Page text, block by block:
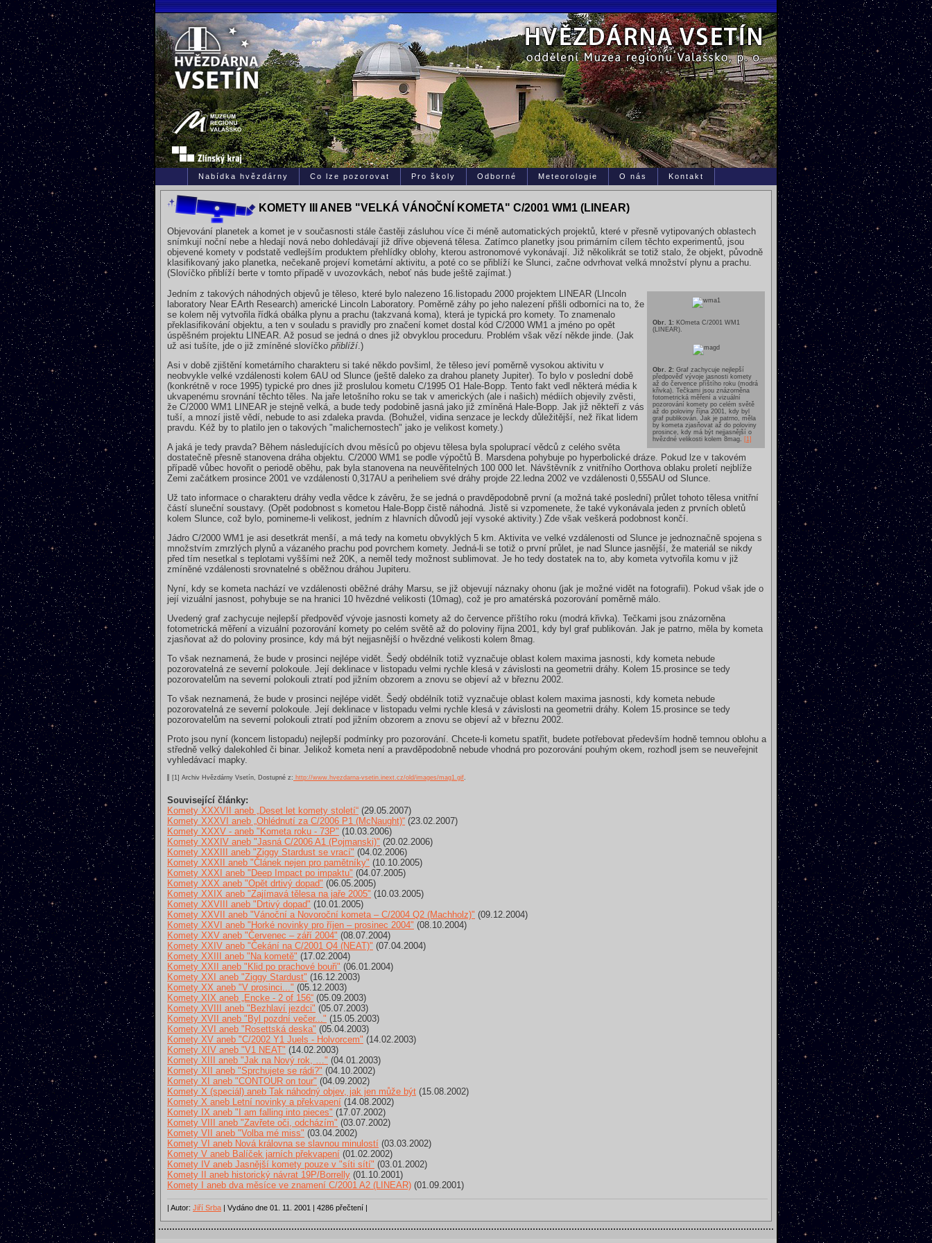
Nabídka hvězdárny Co lze pozorovat Pro školy Odborné Meteorologie O nás Kontakt
KOMETY III ANEB "VELKÁ VÁNOČNÍ KOMETA" C/2001 WM1 (LINEAR)
Objevování planetek a komet je v současnosti stále častěji zásluhou více či méně automatických projektů, které v přesně vytipovaných oblastech
snímkují noční nebe a hledají nová nebo dohledávají již dříve objevená tělesa. Zatímco planetky jsou primárním cílem těchto experimentů, jsou
objevené komety v podstatě vedlejším produktem přehlídky oblohy, kterou astronomové vykonávají. Již několikrát se totiž stalo, že objekt, původně
klasifikovaný jako planetka, nečekaně projeví kometární aktivitu, a poté co se přiblíží ke Slunci, začne odvrhovat velká množství plynu a prachu.
(Slovíčko přiblíží berte v tomto případě v uvozovkách, neboť nás bude ještě zajímat.)
Obr. 1: KOmeta C/2001 WM1
(LINEAR).
Obr. 2: Graf zachycuje nejlepší
předpověď vývoje jasnosti komety
až do července příštího roku (modrá
křivka). Tečkami jsou znázorněna
fotometrická měření a vizuální
pozorování komety po celém světě
až do poloviny října 2001, kdy byl
graf publikován. Jak je patrno, měla
by kometa zjasňovat až do poloviny
prosince, kdy má být nejjasnější o
hvězdné velikosti kolem 8mag. [1]
Jedním z takových náhodných objevů je těleso, které bylo nalezeno 16.listopadu 2000 projektem LINEAR (LIncoln
laboratory Near EArth Research) americké Lincoln Laboratory. Poměrně záhy po jeho nalezení přišli odborníci na to, že
se kolem něj vytvořila řídká obálka plynu a prachu (takzvaná koma), která je typická pro komety. To znamenalo
překlasifikování objektu, a ten v souladu s pravidly pro značení komet dostal kód C/2000 WM1 a jméno po opět
úspěšném projektu LINEAR. Až posud se jedná o dnes již obvyklou proceduru. Problém však vězí někde jinde. (Jak
už asi tušíte, jde o již zmíněné slovíčko přiblíží.)
Asi v době zjištění kometárního charakteru si také někdo povšiml, že těleso jeví poměrně vysokou aktivitu v
neobvykle velké vzdálenosti kolem 6AU od Slunce (ještě daleko za drahou planety Jupiter). To bylo v poslední době
(konkrétně v roce 1995) typické pro dnes již proslulou kometu C/1995 O1 Hale-Bopp. Tento fakt vedl některá média k
ukvapenému srovnání těchto těles. Na jaře letošního roku se tak v amerických (ale i našich) médiích objevily zvěsti,
že C/2000 WM1 LINEAR je stejně velká, a bude tedy podobině jasná jako již zmíněná Hale-Bopp. Jak již někteří z vás
tuší, a mnozí jistě vědí, nebude to asi zdaleka pravda. (Bohužel, vidina senzace je leckdy důležitější, než říkat lidem
pravdu. Kéž by to platilo jen o takových "malichernostech" jako je velikost komety.)
A jaká je tedy pravda? Během následujících dvou měsíců po objevu tělesa byla spoluprací vědců z celého světa
dostatečně přesně stanovena dráha objektu. C/2000 WM1 se podle výpočtů B. Marsdena pohybuje po hyperbolické dráze. Pokud lze v takovém
případě vůbec hovořit o periodě oběhu, pak byla stanovena na neuvěřitelných 100 000 let. Návštěvník z vnitřního Oorthova oblaku proletí nejblíže
Zemi začátkem prosince 2001 ve vzdálenosti 0,317AU a periheliem své dráhy projde 22.ledna 2002 ve vzdálenosti 0,555AU od Slunce.
Už tato informace o charakteru dráhy vedla vědce k závěru, že se jedná o pravděpodobně první (a možná také poslední) průlet tohoto tělesa vnitřní
částí sluneční soustavy. (Opět podobnost s kometou Hale-Bopp čistě náhodná. Jistě si vzpomenete, že také vykonávala jeden z prvních obletů
kolem Slunce, což bylo, pomineme-li velikost, jedním z hlavních důvodů její vysoké aktivity.) Zde však veškerá podobnost končí.
Jádro C/2000 WM1 je asi desetkrát menší, a má tedy na kometu obvyklých 5 km. Aktivita ve velké vzdálenosti od Slunce je jednoznačně spojena s
množstvím zmrzlých plynů a vázaného prachu pod povrchem komety. Jedná-li se totiž o první průlet, je nad Slunce jasnější, že materiál se nikdy
před tím nesetkal s teplotami vyššími než 20K, a neměl tedy možnost sublimovat. Je ho tedy dostatek na to, aby kometa vytvořila komu v již
zmíněné vzdálenosti srovnatelné s oběžnou dráhou Jupiteru.
Nyní, kdy se kometa nachází ve vzdálenosti oběžné dráhy Marsu, se již objevují náznaky ohonu (jak je možné vidět na fotografii). Pokud však jde o
její vizuální jasnost, pohybuje se na hranici 10 hvězdné velikosti (10mag), což je pro amatérská pozorování poměrně málo.
Uvedený graf zachycuje nejlepší předpověď vývoje jasnosti komety až do července příštího roku (modrá křivka). Tečkami jsou znázorněna
fotometrická měření a vizuální pozorování komety po celém světě až do poloviny října 2001, kdy byl graf publikován. Jak je patrno, měla by kometa
zjasňovat až do poloviny prosince, kdy má být nejjasnější o hvězdné velikosti kolem 8mag.
To však neznamená, že bude v prosinci nejlépe vidět. Šedý obdélník totiž vyznačuje oblast kolem maxima jasnosti, kdy kometa nebude
pozorovatelná ze severní polokoule. Její deklinace v listopadu velmi rychle klesá v závislosti na geometrii dráhy. Kolem 15.prosince se tedy
pozorovatelům na severní polokouli ztratí pod jižním obzorem a znovu se objeví až v březnu 2002.
To však neznamená, že bude v prosinci nejlépe vidět. Šedý obdélník totiž vyznačuje oblast kolem maxima jasnosti, kdy kometa nebude
pozorovatelná ze severní polokoule. Její deklinace v listopadu velmi rychle klesá v závislosti na geometrii dráhy. Kolem 15.prosince se tedy
pozorovatelům na severní polokouli ztratí pod jižním obzorem a znovu se objeví až v březnu 2002.
Proto jsou nyní (koncem listopadu) nejlepší podmínky pro pozorování. Chcete-li kometu spatřit, budete potřebovat především hodně temnou oblohu a
středně velký dalekohled či binar. Jelikož kometa není a pravděpodobně nebude vhodná pro pozorování pouhým okem, rozhodl jsem se neuveřejnit
vyhledávací mapky.
[1] Archiv Hvězdárny Vsetín, Dostupné z: http://www.hvezdarna-vsetin.inext.cz/old/images/mag1.gif
Související články:
Komety XXXVII aneb „Deset let komety století“ (29.05.2007)
Komety XXXVI aneb „Ohlédnutí za C/2006 P1 (McNaught)“ (23.02.2007)
Komety XXXV - aneb "Kometa roku - 73P" (10.03.2006)
Komety XXXIV aneb "Jasná C/2006 A1 (Pojmanski)" (20.02.2006)
Komety XXXIII aneb "Ziggy Stardust se vrací" (04.02.2006)
Komety XXXII aneb "Článek nejen pro pamětníky" (10.10.2005)
Komety XXXI aneb "Deep Impact po impaktu" (04.07.2005)
Komety XXX aneb "Opět drtivý dopad" (06.05.2005)
Komety XXIX aneb "Zajímavá tělesa na jaře 2005" (10.03.2005)
Komety XXVIII aneb "Drtivý dopad" (10.01.2005)
Komety XXVII aneb "Vánoční a Novoroční kometa – C/2004 Q2 (Machholz)" (09.12.2004)
Komety XXVI aneb "Horké novinky pro říjen – prosinec 2004" (08.10.2004)
Komety XXV aneb "Červenec – září 2004" (08.07.2004)
Komety XXIV aneb "Čekání na C/2001 Q4 (NEAT)" (07.04.2004)
Komety XXIII aneb "Na kometě" (17.02.2004)
Komety XXII aneb "Klid po prachové bouři" (06.01.2004)
Komety XXI aneb "Ziggy Stardust" (16.12.2003)
Komety XX aneb "V prosinci..." (05.12.2003)
Komety XIX aneb „Encke - 2 of 156“ (05.09.2003)
Komety XVIII aneb "Bezhlaví jezdci" (05.07.2003)
Komety XVII aneb "Byl pozdní večer..." (15.05.2003)
Komety XVI aneb "Rosettská deska" (05.04.2003)
Komety XV aneb "C/2002 Y1 Juels - Holvorcem" (14.02.2003)
Komety XIV aneb "V1 NEAT" (14.02.2003)
Komety XIII aneb "Jak na Nový rok, …" (04.01.2003)
Komety XII aneb "Sprchujete se rádi?" (04.10.2002)
Komety XI aneb "CONTOUR on tour" (04.09.2002)
Komety X (speciál) aneb Tak náhodný objev, jak jen může být (15.08.2002)
Komety X aneb Letní novinky a překvapení (14.08.2002)
Komety IX aneb "I am falling into pieces" (17.07.2002)
Komety VIII aneb "Zavřete oči, odcházím" (03.07.2002)
Komety VII aneb "Volba mé miss" (03.04.2002)
Komety VI aneb Nová královna se slavnou minulostí (03.03.2002)
Komety V aneb Balíček jarních překvapení (01.02.2002)
Komety IV aneb Jasnější komety pouze v "síti sítí" (03.01.2002)
Komety II aneb historický návrat 19P/Borrelly (01.10.2001)
Komety I aneb dva měsíce ve znamení C/2001 A2 (LINEAR) (01.09.2001)
| Autor: Jiří Srba | Vydáno dne 01. 11. 2001 | 4286 přečtení |